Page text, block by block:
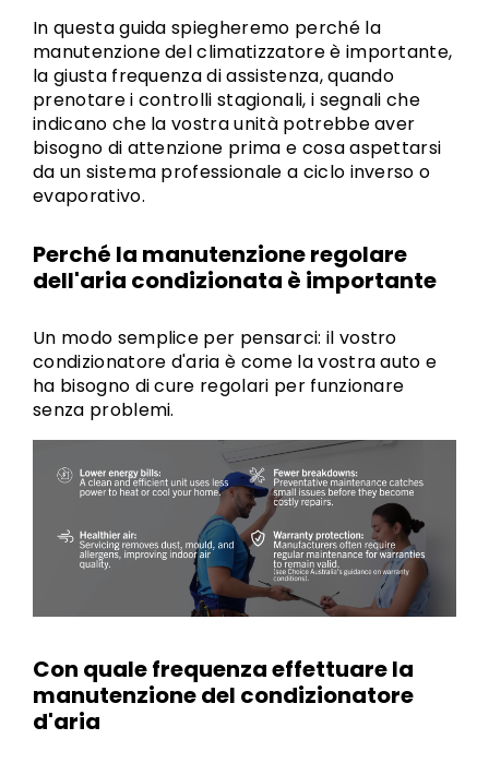
In questa guida spiegheremo perché la
manutenzione del climatizzatore è importante,
la giusta frequenza di assistenza, quando
prenotare i controlli stagionali, i segnali che
indicano che la vostra unità potrebbe aver
bisogno di attenzione prima e cosa aspettarsi
da un sistema professionale a ciclo inverso o
evaporativo.
Perché la manutenzione regolare
dell'aria condizionata è importante
Un modo semplice per pensarci: il vostro
condizionatore d'aria è come la vostra auto e
ha bisogno di cure regolari per funzionare
senza problemi.
Con quale frequenza effettuare la
manutenzione del condizionatore
d'aria